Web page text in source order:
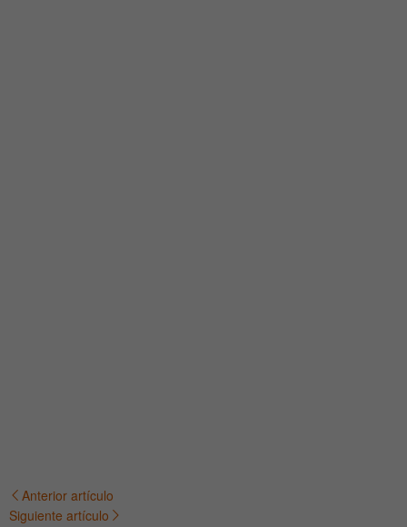
Navegación
Anterior artículo
Siguiente artículo